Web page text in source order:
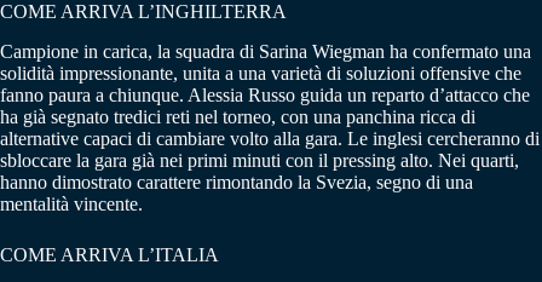
COME ARRIVA L’INGHILTERRA
Campione in carica, la squadra di Sarina Wiegman ha confermato una
solidità impressionante, unita a una varietà di soluzioni offensive che
fanno paura a chiunque. Alessia Russo guida un reparto d’attacco che
ha già segnato tredici reti nel torneo, con una panchina ricca di
alternative capaci di cambiare volto alla gara. Le inglesi cercheranno di
sbloccare la gara già nei primi minuti con il pressing alto. Nei quarti,
hanno dimostrato carattere rimontando la Svezia, segno di una
mentalità vincente.
COME ARRIVA L’ITALIA